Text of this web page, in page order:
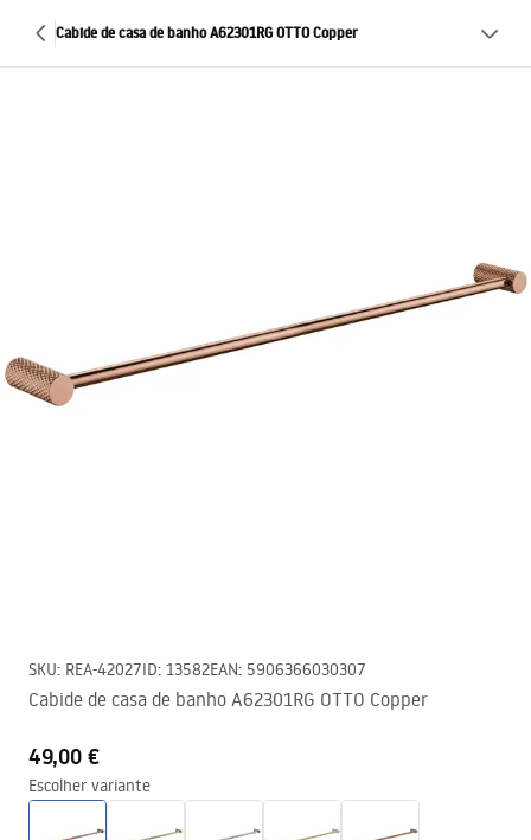
Cabide de casa de banho A62301RG OTTO Copper
SKU: REA-42027ID: 13582EAN: 5906366030307
Cabide de casa de banho A62301RG OTTO Copper
49,00 €
Escolher variante